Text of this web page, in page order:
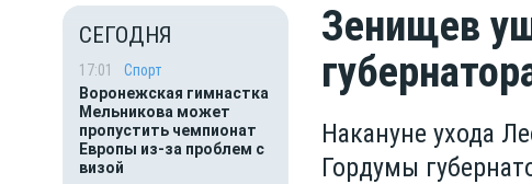
СЕГОДНЯ
17:01
Спорт
Воронежская гимнастка
Мельникова может
пропустить чемпионат
Европы из-за проблем с
визой
Зенищев
Накануне ухода
Гордумы